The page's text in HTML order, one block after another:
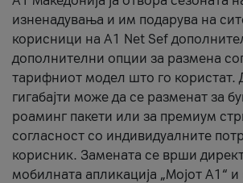
изненадувања и им подарува на
корисници на A1 Net Sef
дополнителни опции за размена
тарифниот модел што го користат.
гигабајти може да се разменат за
роаминг пакети или за премиум
согласност со индивидуалните
корисник. Замената се врши
мобилната апликација „Мојот А1“